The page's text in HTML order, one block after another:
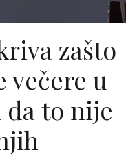
zašto
večere u
to nije